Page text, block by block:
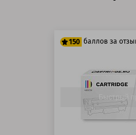
150 баллов за
125 баллов
150 баллов
Быстрый